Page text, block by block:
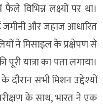
विभिन्न लक्ष्यों पर था।
जमीनी और जहाज आधारित
ने मिसाइल के प्रक्षेपण से
यात्रा का पता लगाया।
दौरान सभी मिशन उद्देश्यों
के साथ, भारत ने एक